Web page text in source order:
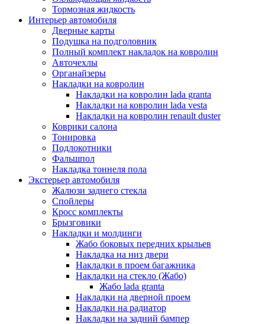
Тормозная жидкость
Интерьер автомобиля
Дверные карты
Подушка на подголовник
Полный комплект накладок на ковролин
Авточехлы
Органайзеры
Накладки на ковролин
Накладки на ковролин lada granta
Накладки на ковролин lada vesta
Накладки на ковролин renault duster
Коврики салона
Тонировка
Подлокотники
Фальшпол
Накладка тоннеля пола
Экстерьер автомобиля
Жалюзи заднего стекла
Спойлеры
Кросс комплекты
Брызговики
Накладки и молдинги
Жабо боковых передних крыльев
Накладка на низ двери
Накладки в проем багажника
Накладки на стекло (Жабо)
Жабо lada granta
Накладки на дверной проем
Накладки на радиатор
Накладки на задний бампер